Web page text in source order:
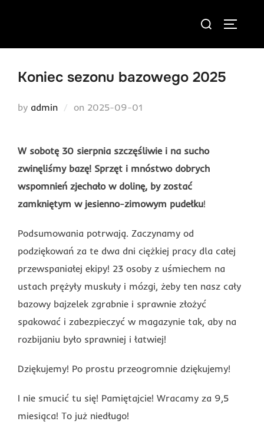
Search
Koniec sezonu bazowego 2025
by admin on Posted
2025-09-01
W sobotę 30 sierpnia szczęśliwie i na sucho
zwinęliśmy bazę! Sprzęt i mnóstwo dobrych
wspomnień zjechało w dolinę, by zostać
zamkniętym w jesienno-zimowym pudełku!
Podsumowania potrwają. Zaczynamy od
podziękowań za te dwa dni ciężkiej pracy dla całej
przewspaniałej ekipy! 23 osoby z uśmiechem na
ustach prężyły muskuły i mózgi, żeby ten nasz cały
bazowy bajzelek zgrabnie i sprawnie złożyć
spakować i zabezpieczyć w magazynie tak, aby na
rozbijaniu było sprawniej i łatwiej!
Dziękujemy! Po prostu przeogromnie dziękujemy!
I nie smucić tu się! Pamiętajcie! Wracamy za 9,5
miesiąca! To już niedługo!